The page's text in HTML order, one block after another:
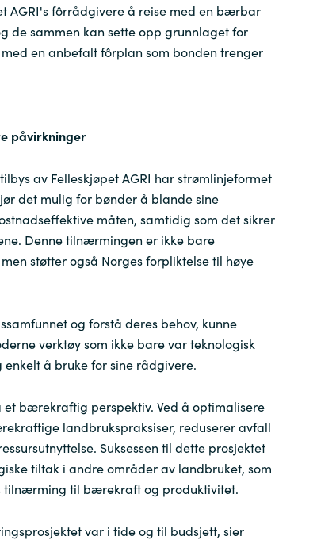
AGRI's fôrrådgivere å reise med en bærbar
de sammen kan sette opp grunnlaget for
en anbefalt fôrplan som bonden trenger
påvirkninger
av Felleskjøpet AGRI har strømlinjeformet
det mulig for bønder å blande sine
måten, samtidig som det sikrer
Denne tilnærmingen er ikke bare
støtter også Norges forpliktelse til høye
og forstå deres behov, kunne
verktøy som ikke bare var teknologisk
å bruke for sine rådgivere.
et bærekraftig perspektiv. Ved å optimalisere
landbrukspraksiser, reduserer avfall
Suksessen til dette prosjektet
tiltak i andre områder av landbruket, som
tilnærming til bærekraft og produktivitet.
var i tide og til budsjett, sier